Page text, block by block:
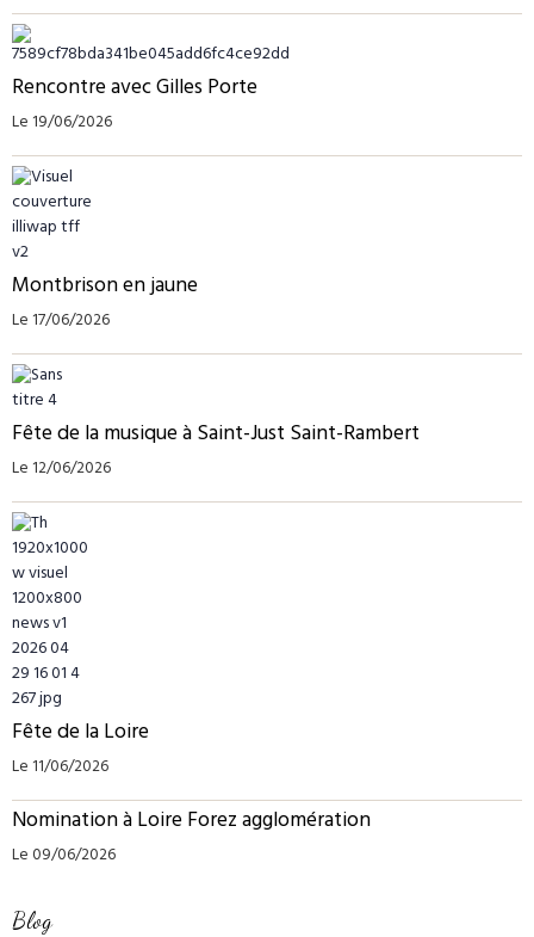
Rencontre avec Gilles Porte
Le 19/06/2026
Montbrison en jaune
Le 17/06/2026
Fête de la musique à Saint-Just Saint-Rambert
Le 12/06/2026
Fête de la Loire
Le 11/06/2026
Nomination à Loire Forez agglomération
Le 09/06/2026
Blog